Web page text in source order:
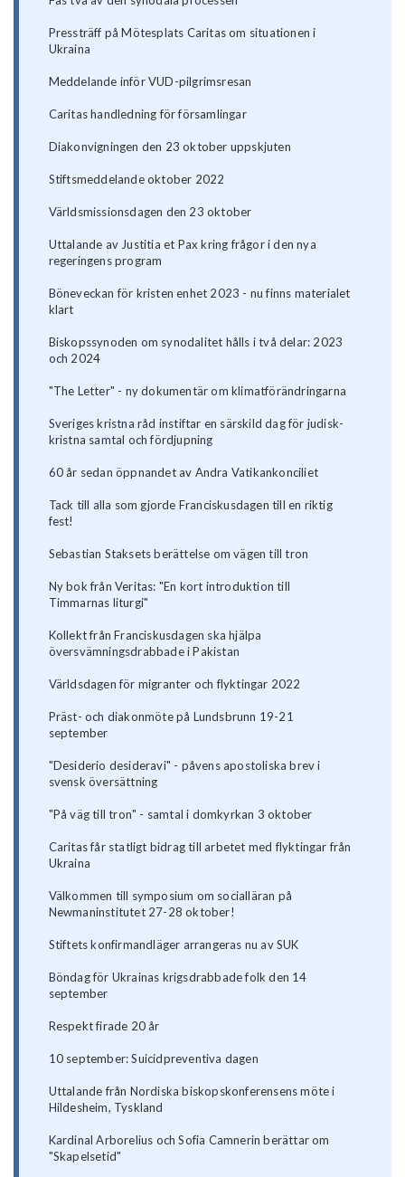
Pressträff på Mötesplats Caritas om situationen i
Ukraina
Meddelande inför VUD-pilgrimsresan
Caritas handledning för församlingar
Diakonvigningen den 23 oktober uppskjuten
Stiftsmeddelande oktober 2022
Världsmissionsdagen den 23 oktober
Uttalande av Justitia et Pax kring frågor i den nya
regeringens program
Böneveckan för kristen enhet 2023 - nu finns materialet
klart
Biskopssynoden om synodalitet hålls i två delar: 2023
och 2024
"The Letter" - ny dokumentär om klimatförändringarna
Sveriges kristna råd instiftar en särskild dag för judisk-
kristna samtal och fördjupning
60 år sedan öppnandet av Andra Vatikankonciliet
Tack till alla som gjorde Franciskusdagen till en riktig
fest!
Sebastian Staksets berättelse om vägen till tron
Ny bok från Veritas: "En kort introduktion till
Timmarnas liturgi"
Kollekt från Franciskusdagen ska hjälpa
översvämningsdrabbade i Pakistan
Världsdagen för migranter och flyktingar 2022
Präst- och diakonmöte på Lundsbrunn 19-21
september
"Desiderio desideravi" - påvens apostoliska brev i
svensk översättning
"På väg till tron" - samtal i domkyrkan 3 oktober
Caritas får statligt bidrag till arbetet med flyktingar från
Ukraina
Välkommen till symposium om socialläran på
Newmaninstitutet 27-28 oktober!
Stiftets konfirmandläger arrangeras nu av SUK
Böndag för Ukrainas krigsdrabbade folk den 14
september
Respekt firade 20 år
10 september: Suicidpreventiva dagen
Uttalande från Nordiska biskopskonferensens möte i
Hildesheim, Tyskland
Kardinal Arborelius och Sofia Camnerin berättar om
"Skapelsetid"